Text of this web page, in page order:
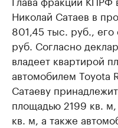
Николай Сатаев в
801,45 тыс. руб.,
руб. Согласно
владеет квартирой
автомобилем Toyota
Сатаеву
площадью 2199 кв.
кв. м, а также